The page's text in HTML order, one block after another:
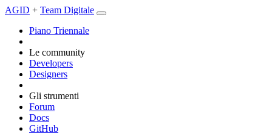
AGID + Team Digitale
Piano Triennale
Le community
Developers
Designers
Gli strumenti
Forum
Docs
GitHub